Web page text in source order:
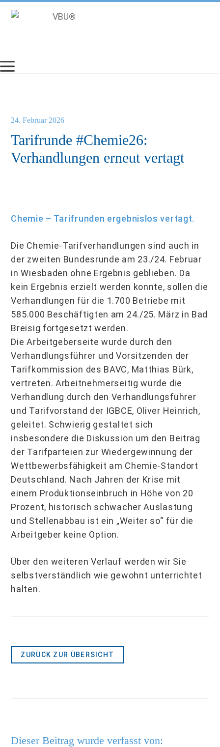
Inhalt
Tarifrunde #Chemie26:
Verhandlungen erneut vertagt
24. Februar 2026
Chemie – Tarifrunden ergebnislos vertagt.
Die Chemie-Tarifverhandlungen sind auch in
der zweiten Bundesrunde am 23./24. Februar
in Wiesbaden ohne Ergebnis geblieben. Da
kein Ergebnis erzielt werden konnte, sollen die
Verhandlungen für die 1.700 Betriebe mit
585.000 Beschäftigten am 24./25. März in Bad
Breisig fortgesetzt werden.
Die Arbeitgeberseite wurde durch den
Verhandlungsführer und Vorsitzenden der
Tarifkommission des BAVC, Matthias Bürk,
vertreten. Arbeitnehmerseitig wurde die
Verhandlung durch den Verhandlungsführer
und Tarifvorstand der IGBCE, Oliver Heinrich,
geleitet. Schwierig gestaltet sich
insbesondere die Diskussion um den Beitrag
der Tarifparteien zur Wiedergewinnung der
Wettbewerbsfähigkeit am Chemie-Standort
Deutschland. Nach Jahren der Krise mit
einem Produktionseinbruch in Höhe von 20
Prozent, historisch schwacher Auslastung
und Stellenabbau ist ein „Weiter so“ für die
Arbeitgeber keine Option.
Über den weiteren Verlauf werden wir Sie
selbstverständlich wie gewohnt unterrichtet
halten.
ZURÜCK ZUR ÜBERSICHT
Dieser Beitrag wurde verfasst von: